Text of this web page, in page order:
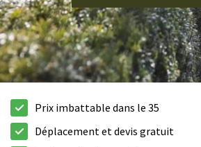
Prix imbattable dans le 35
Déplacement et devis gratuit